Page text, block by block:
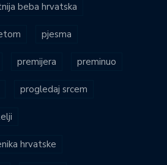
beba hrvatska
pjesma
premijera preminuo
progledaj srcem
hrvatske